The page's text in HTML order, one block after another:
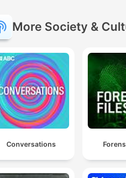
More Society &
Conversations